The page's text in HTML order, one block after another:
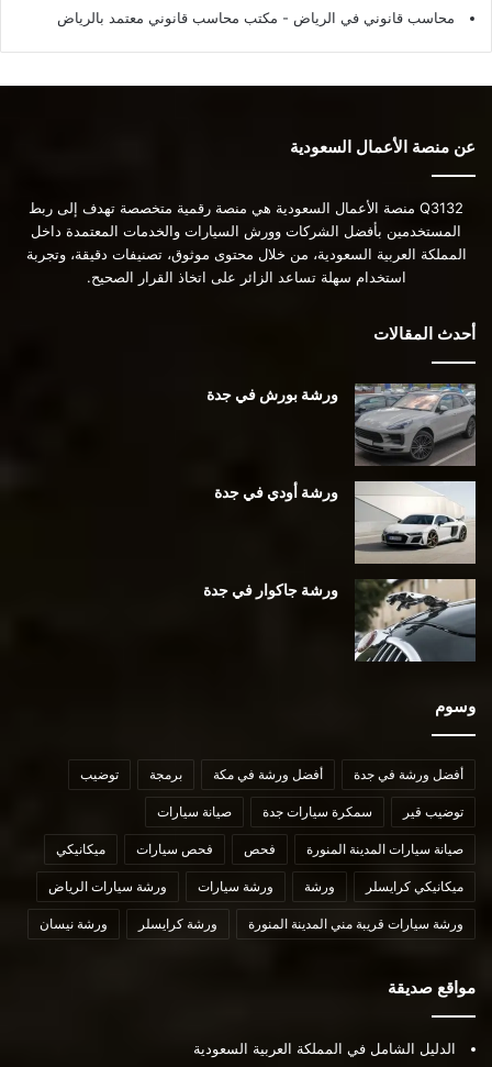
محاسب قانوني في الرياض - مكتب محاسب قانوني معتمد بالرياض
عن منصة الأعمال السعودية
Q3132 منصة الأعمال السعودية هي منصة رقمية متخصصة تهدف إلى ربط
المستخدمين بأفضل الشركات وورش السيارات والخدمات المعتمدة داخل
المملكة العربية السعودية، من خلال محتوى موثوق، تصنيفات دقيقة، وتجربة
استخدام سهلة تساعد الزائر على اتخاذ القرار الصحيح.
أحدث المقالات
ورشة بورش في جدة
ورشة أودي في جدة
ورشة جاكوار في جدة
وسوم
أفضل ورشة في جدة أفضل ورشة في مكة برمجة توضيب
توضيب قير سمكرة سيارات جدة صيانة سيارات
صيانة سيارات المدينة المنورة فحص فحص سيارات ميكانيكي
ميكانيكي كرايسلر ورشة ورشة سيارات ورشة سيارات الرياض
ورشة سيارات قريبة مني المدينة المنورة ورشة كرايسلر ورشة نيسان
مواقع صديقة
الدليل الشامل في المملكة العربية السعودية